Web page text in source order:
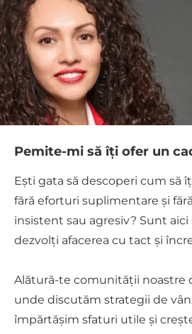
Pemite-mi să îți ofer un
Ești gata să descoperi cum să
fără eforturi suplimentare și
insistent sau agresiv? Sunt aici
dezvolți afacerea cu tact și
Alătură-te comunității noastre
unde discutăm strategii de
împărtășim sfaturi utile și